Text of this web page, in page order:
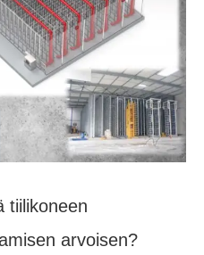
tiilikoneen
arvoisen?